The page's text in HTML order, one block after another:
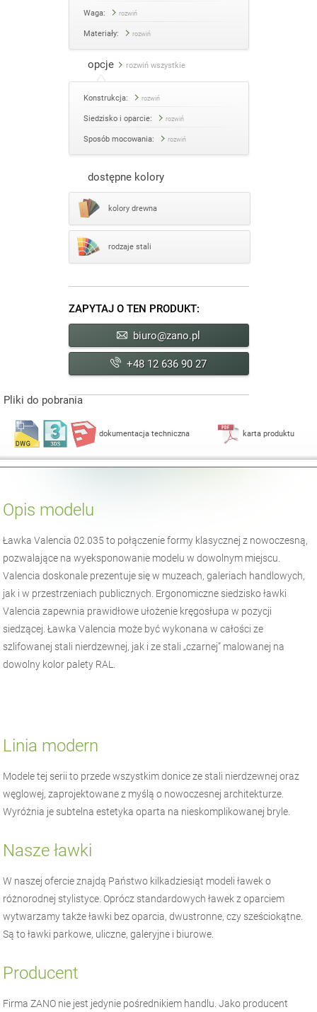
Waga: rozwiń
Materiały: rozwiń
opcje rozwiń wszystkie
Konstrukcja: rozwiń
Siedzisko i oparcie: rozwiń
Sposób mocowania: rozwiń
dostępne kolory
kolory drewna
rodzaje stali
ZAPYTAJ O TEN PRODUKT:
biuro@zano.pl
+48 12 636 90 27
Pliki do pobrania
dokumentacja techniczna karta produktu
Opis modelu
Ławka Valencia 02.035 to połączenie formy klasycznej z nowoczesną,
pozwalające na wyeksponowanie modelu w dowolnym miejscu.
Valencia doskonale prezentuje się w muzeach, galeriach handlowych,
jak i w przestrzeniach publicznych. Ergonomiczne siedzisko ławki
Valencia zapewnia prawidłowe ułożenie kręgosłupa w pozycji
siedzącej. Ławka Valencia może być wykonana w całości ze
szlifowanej stali nierdzewnej, jak i ze stali „czarnej” malowanej na
dowolny kolor palety RAL.
Linia modern
Modele tej serii to przede wszystkim donice ze stali nierdzewnej oraz
węglowej, zaprojektowane z myślą o nowoczesnej architekturze.
Wyróżnia je subtelna estetyka oparta na nieskomplikowanej bryle.
Nasze ławki
W naszej ofercie znajdą Państwo kilkadziesiąt modeli ławek o
różnorodnej stylistyce. Oprócz standardowych ławek z oparciem
wytwarzamy także ławki bez oparcia, dwustronne, czy sześciokątne.
Są to ławki parkowe, uliczne, galeryjne i biurowe.
Producent
FirmaZANO nie jest jedynie pośrednikiem handlu. Jako producent